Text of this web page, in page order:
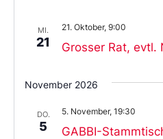
MI.
21 Grosser Rat, evtl.
21. Oktober, 9:00
November 2026
DO.
5 GABBI-
5. November, 19:30